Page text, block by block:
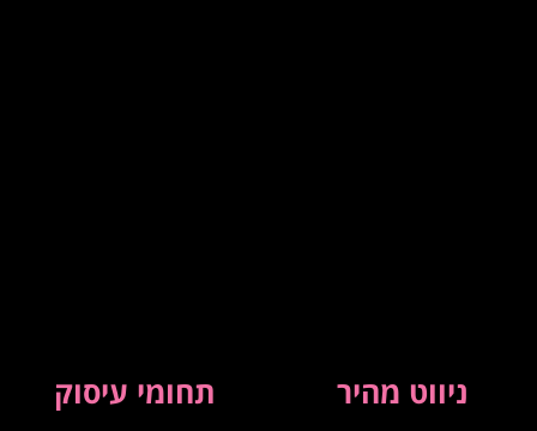
ניווט מהיר תחומי עיסוק